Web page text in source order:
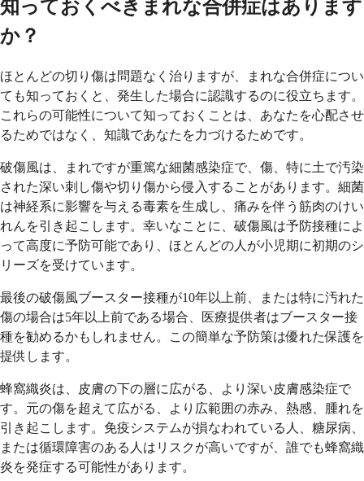
知っておくべきまれな合併症はあります
か？
ほとんどの切り傷は問題なく治りますが、まれな合併症につい
ても知っておくと、発生した場合に認識するのに役立ちます。
これらの可能性について知っておくことは、あなたを心配させ
るためではなく、知識であなたを力づけるためです。
破傷風は、まれですが重篤な細菌感染症で、傷、特に土で汚染
された深い刺し傷や切り傷から侵入することがあります。細菌
は神経系に影響を与える毒素を生成し、痛みを伴う筋肉のけい
れんを引き起こします。幸いなことに、破傷風は予防接種によ
って高度に予防可能であり、ほとんどの人が小児期に初期のシ
リーズを受けています。
最後の破傷風ブースター接種が10年以上前、または特に汚れた
傷の場合は5年以上前である場合、医療提供者はブースター接
種を勧めるかもしれません。この簡単な予防策は優れた保護を
提供します。
蜂窩織炎は、皮膚の下の層に広がる、より深い皮膚感染症で
す。元の傷を超えて広がる、より広範囲の赤み、熱感、腫れを
引き起こします。免疫システムが損なわれている人、糖尿病、
または循環障害のある人はリスクが高いですが、誰でも蜂窩織
炎を発症する可能性があります。